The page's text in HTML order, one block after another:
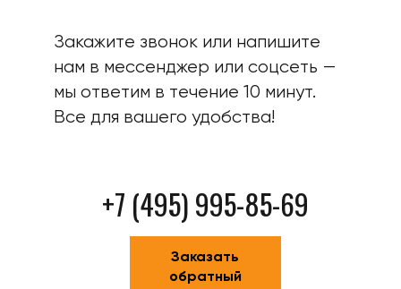
Закажите звонок или напишите
нам в мессенджер или соцсеть —
мы ответим в течение 10 минут.
Все для вашего удобства!
+7 (495) 995-85-69
Заказать
обратный